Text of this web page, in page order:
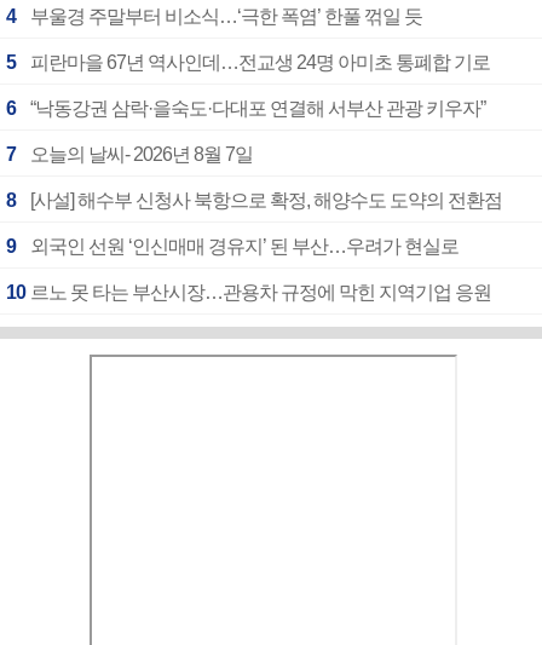
4 부울경 주말부터 비소식…‘극한 폭염’ 한풀 꺾일 듯
5 피란마을 67년 역사인데…전교생 24명 아미초 통폐합 기로
6 “낙동강권 삼락·을숙도·다대포 연결해 서부산 관광 키우자”
7 오늘의 날씨- 2026년 8월 7일
8 [사설] 해수부 신청사 북항으로 확정, 해양수도 도약의 전환점
9 외국인 선원 ‘인신매매 경유지’ 된 부산…우려가 현실로
10 르노 못 타는 부산시장…관용차 규정에 막힌 지역기업 응원